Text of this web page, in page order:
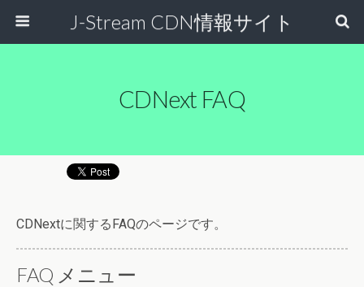
J-Stream CDN情報サイト
CDNext FAQ
CDNextに関するFAQのページです。
FAQ メニュー